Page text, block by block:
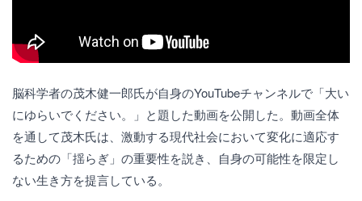
脳科学者の茂木健一郎氏が自身のYouTubeチャンネルで「大い
にゆらいでください。」と題した動画を公開した。動画全体
を通して茂木氏は、激動する現代社会において変化に適応す
るための「揺らぎ」の重要性を説き、自身の可能性を限定し
ない生き方を提言している。